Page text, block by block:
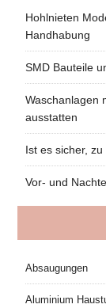
Hohlnieten
Handhabung
SMD Bauteile
Waschanlagen
ausstatten
Ist es sicher,
Vor- und
Absaugungen
Aluminium